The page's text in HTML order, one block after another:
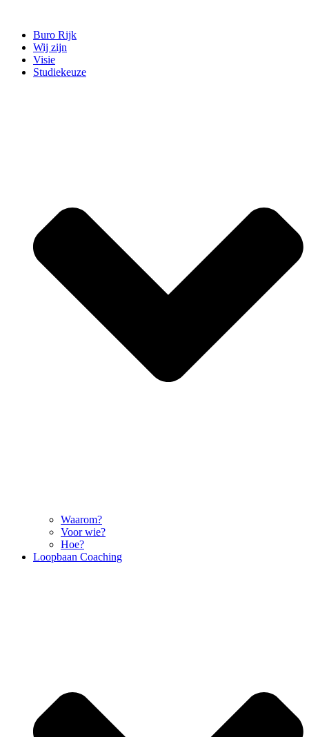
inhoud
Buro Rijk
Wij zijn
Visie
Studiekeuze
Waarom?
Voor wie?
Hoe?
Loopbaan Coaching